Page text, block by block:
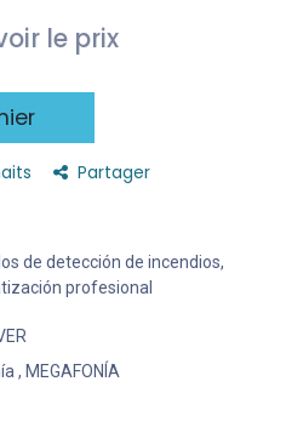
le prix
Partager
de detección de incendios,
profesional
, MEGAFONÍA